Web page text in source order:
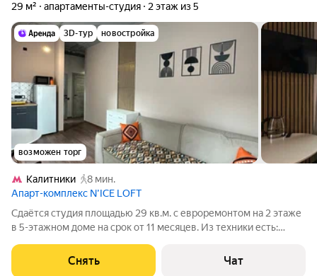
29 м²
апартаменты-студия 2 этаж из 5
3D-тур новостройка
возможен торг
Калитники
8 мин.
Апарт-комплекс N’ICE LOFT
Сдаётся студия площадью 29 кв.м. с евроремонтом на 2 этаже
в 5-этажном доме на срок от 11 месяцев. Из техники есть:
Дом - монолитный, окна выходят во двор. Есть консьерж. В
подъезде 2 лифта -
Снять Чат